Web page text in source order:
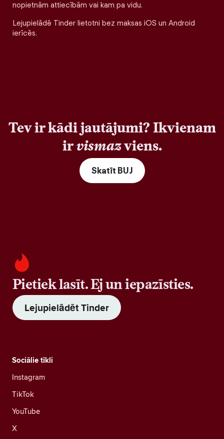
nopietnām attiecībām vai kam pa vidu.
Lejupielādē Tinder lietotni bez maksas iOS un Android
ierīcēs.
Tev ir kādi jautājumi? Ikvienam
irvismazviens.
Skatīt BUJ
Pietiek lasīt. Ej un iepazīsties.
Lejupielādēt Tinder
Sociālie tīkli
Instagram
TikTok
YouTube
X